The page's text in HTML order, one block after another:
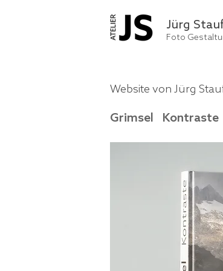
Jürg
Foto
Website von Jürg
Grimsel Kontraste